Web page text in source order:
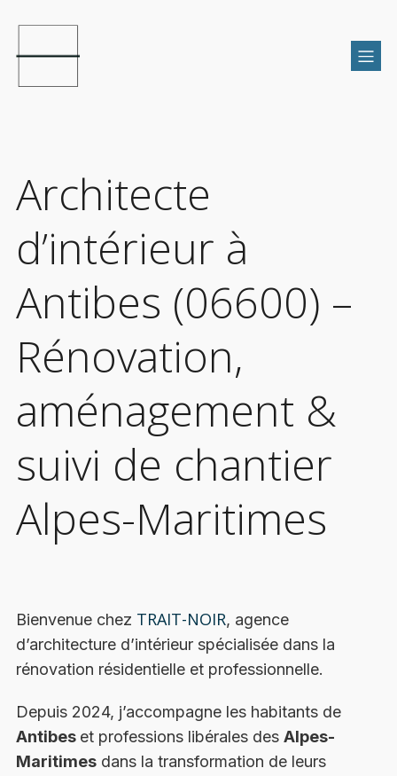
Architecte
d’intérieur à
Antibes (06600) –
Rénovation,
aménagement &
suivi de chantier
Alpes-Maritimes
Bienvenue chez TRAIT-NOIR, agence
d’architecture d’intérieur spécialisée dans la
rénovation résidentielle et professionnelle.
Depuis 2024, j’accompagne les habitants de
Antibes et professions libérales des Alpes-
Maritimes dans la transformation de leurs